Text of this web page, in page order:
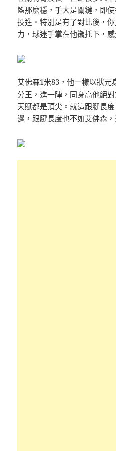
籃那麼穩，手大是關鍵，即
投進。特別是有了對比後，
力，球迷手掌在他襯托下，感
艾佛森1米83，他一樣以狀
分王，進一陣，同身高他絕
天賦都是頂尖。就這跟腱長
邊，跟腱長度也不如艾佛森